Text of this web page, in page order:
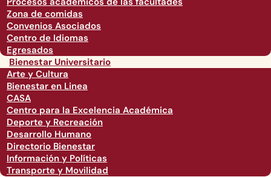
Zona de comidas
Convenios Asociados
Centro de Idiomas
Egresados
Bienestar Universitario
Arte y Cultura
Bienestar en Linea
CASA
Centro para la Excelencia Académica
Deporte y Recreación
Desarrollo Humano
Directorio Bienestar
Información y Políticas
Transporte y Movilidad